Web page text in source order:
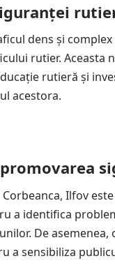
dens și
rutier. Aceasta
rutieră și
acestora.
Ilfov
a identifica
De asemenea,
a sensibiliza